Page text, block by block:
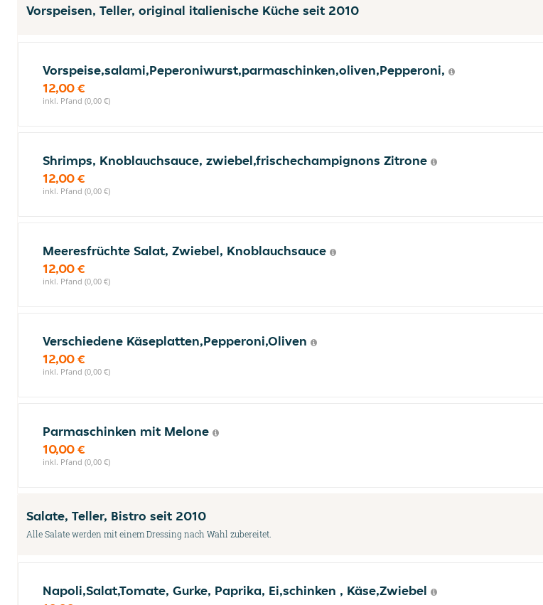
Vorspeisen, Teller, original italienische Küche seit 2010
Vorspeise,salami,Peperoniwurst,parmaschinken,oliven,Pepperoni,
12,00 €
inkl. Pfand (0,00 €)
Shrimps, Knoblauchsauce, zwiebel,frischechampignons Zitrone
12,00 €
inkl. Pfand (0,00 €)
Meeresfrüchte Salat, Zwiebel, Knoblauchsauce
12,00 €
inkl. Pfand (0,00 €)
Verschiedene Käseplatten,Pepperoni,Oliven
12,00 €
inkl. Pfand (0,00 €)
Parmaschinken mit Melone
10,00 €
inkl. Pfand (0,00 €)
Salate, Teller, Bistro seit 2010
Alle Salate werden mit einem Dressing nach Wahl zubereitet.
Napoli,Salat,Tomate, Gurke, Paprika, Ei,schinken , Käse,Zwiebel